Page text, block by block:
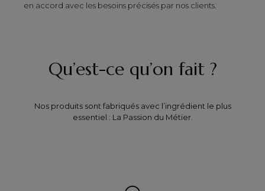
en accord avec les besoins précisés par nos clients.
Qu’est-ce qu’on fait ?
Nos produits sont fabriqués avec l’ingrédient le plus
essentiel : La Passion du Métier.